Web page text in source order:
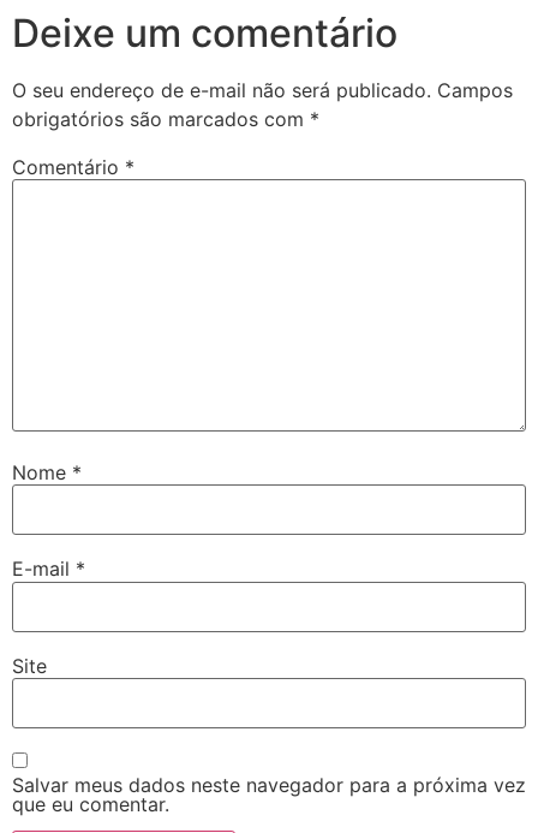
Deixe um comentário
O seu endereço de e-mail não será publicado. Campos
obrigatórios são marcados com *
Comentário *
Nome *
E-mail *
Site
Salvar meus dados neste navegador para a próxima vez
que eu comentar.